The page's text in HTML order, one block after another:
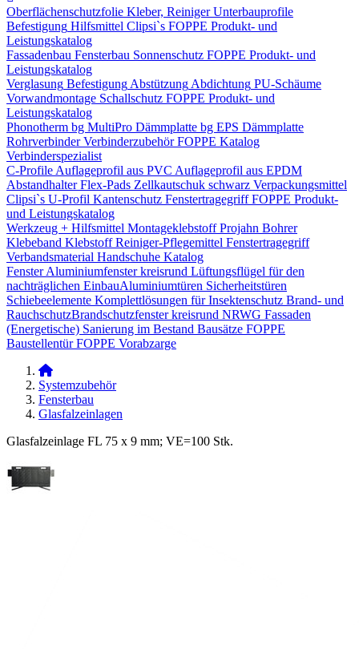
Oberflächenschutzfolie Kleber, Reiniger Unterbauprofile
Befestigung Hilfsmittel Clipsi`s FOPPE Produkt- und
Leistungskatalog
Fassadenbau Fensterbau Sonnenschutz FOPPE Produkt- und
Leistungskatalog
Verglasung Befestigung Abstützung Abdichtung PU-Schäume
Vorwandmontage Schallschutz FOPPE Produkt- und
Leistungskatalog
Phonotherm bg MultiPro Dämmplatte bg EPS Dämmplatte
Rohrverbinder Verbinderzubehör FOPPE Katalog
Verbinderspezialist
C-Profile Auflageprofil aus PVC Auflageprofil aus EPDM
Abstandhalter Flex-Pads Zellkautschuk schwarz Verpackungsmittel
Clipsi`s U-Profil Kantenschutz Fenstertragegriff FOPPE Produkt-
und Leistungskatalog
Werkzeug + Hilfsmittel Montageklebstoff Projahn Bohrer
Klebeband Klebstoff Reiniger-Pflegemittel Fenstertragegriff
Verbandsmaterial Handschuhe Katalog
Fenster Aluminiumfenster kreisrund Lüftungsflügel für den
nachträglichen Einbau​Aluminiumtüren Sicherheitstüren
Schiebeelemente Komplettlösungen für Insektenschutz Brand- und
Rauchschutz​Brandschutzfenster kreisrund NRWG Fassaden
(Energetische) Sanierung im Bestand Bausätze FOPPE
Baustellentür FOPPE Vorabzarge
Systemzubehör
Fensterbau
Glasfalzeinlagen
Glasfalzeinlage FL 75 x 9 mm; VE=100 Stk.